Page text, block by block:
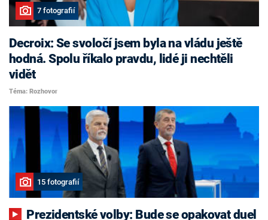
7 fotografií
Decroix: Se svoločí jsem byla na vládu ještě
hodná. Spolu říkalo pravdu, lidé ji nechtěli
vidět
Téma: Rozhovor
15 fotografií